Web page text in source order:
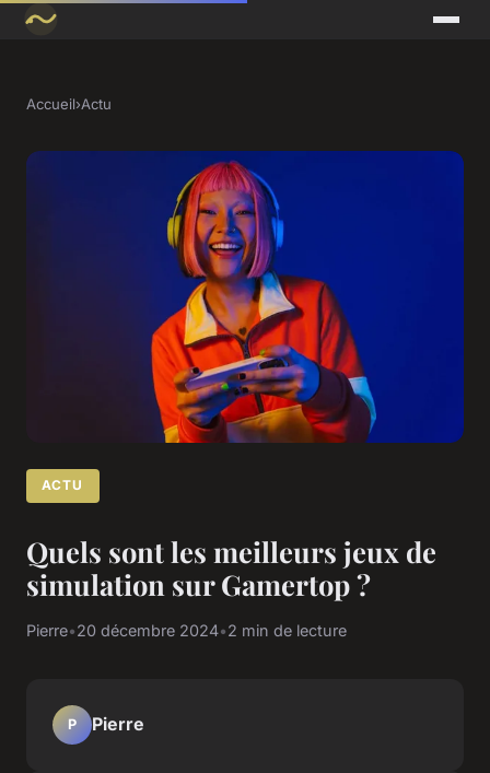
Accueil›Actu
ACTU
Quels sont les meilleurs jeux de
simulation sur Gamertop ?
Pierre•20 décembre 2024•2 min de lecture
P Pierre